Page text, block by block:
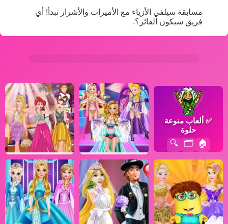
مسابقة سيلفي الأزياء مع الأميرات والأشرار تبدأ! أي
فريق سيكون الفائز؟.
✅ ألعاب منوعة
حلوة
🏠
🗂️
🔍